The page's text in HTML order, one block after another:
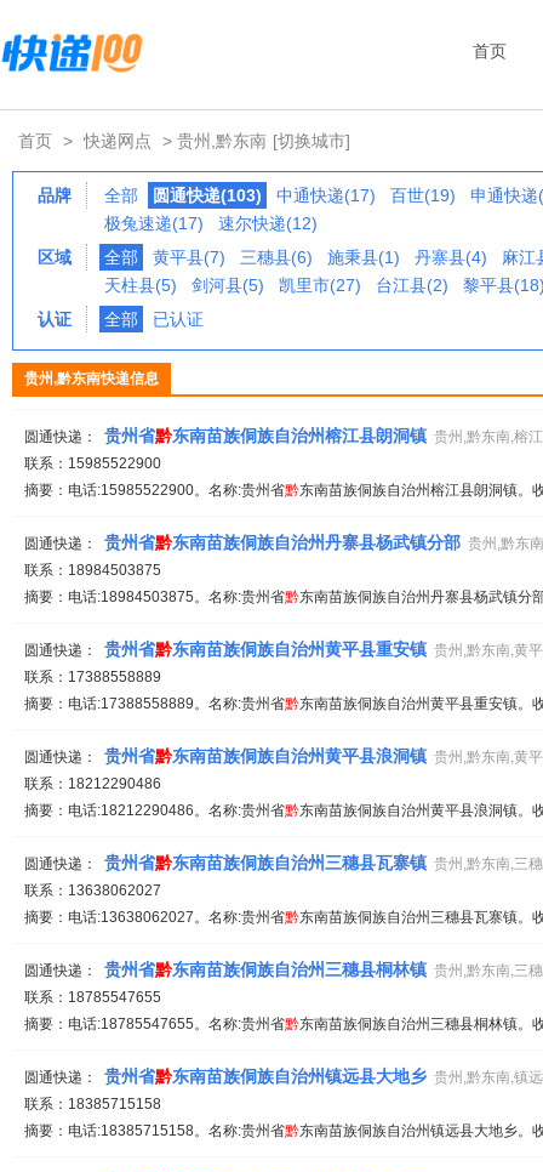
首页
首页 > 快递网点 > 贵州,黔东南 [切换城市]
品牌 全部 圆通快递(103) 中通快递(17) 百世(19)
申通快递
极兔速递(17)
速尔快递(12)
区域
全部 黄平县(7) 三穗县(6) 施秉县(1) 丹寨县(4)
麻江
天柱县(5)
剑河县(5) 凯里市(27) 台江县(2)
黎平县
认证
全部 已认证
贵州,黔东南快递信息
圆通快递： 贵州省黔东南苗族侗族自治州榕江县朗洞镇 贵州,黔东南,榕
联系：15985522900
摘要：电话:15985522900。名称:贵州省黔东南苗族侗族自治州榕江县朗洞镇。
圆通快递： 贵州省黔东南苗族侗族自治州丹寨县杨武镇分部 贵州,黔东
联系：18984503875
摘要：电话:18984503875。名称:贵州省黔东南苗族侗族自治州丹寨县杨武镇分
圆通快递： 贵州省黔东南苗族侗族自治州黄平县重安镇 贵州,黔东南,黄
联系：17388558889
摘要：电话:17388558889。名称:贵州省黔东南苗族侗族自治州黄平县重安镇。
圆通快递： 贵州省黔东南苗族侗族自治州黄平县浪洞镇 贵州,黔东南,黄
联系：18212290486
摘要：电话:18212290486。名称:贵州省黔东南苗族侗族自治州黄平县浪洞镇。
圆通快递： 贵州省黔东南苗族侗族自治州三穗县瓦寨镇 贵州,黔东南,三
联系：13638062027
摘要：电话:13638062027。名称:贵州省黔东南苗族侗族自治州三穗县瓦寨镇。
圆通快递： 贵州省黔东南苗族侗族自治州三穗县桐林镇 贵州,黔东南,三
联系：18785547655
摘要：电话:18785547655。名称:贵州省黔东南苗族侗族自治州三穗县桐林镇。
圆通快递： 贵州省黔东南苗族侗族自治州镇远县大地乡 贵州,黔东南,镇
联系：18385715158
摘要：电话:18385715158。名称:贵州省黔东南苗族侗族自治州镇远县大地乡。